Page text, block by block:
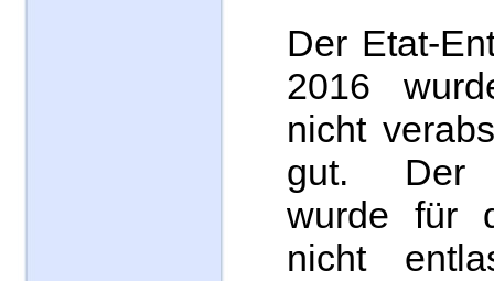
Der Etat-
2016
nicht
gut. Der
wurde für
nicht